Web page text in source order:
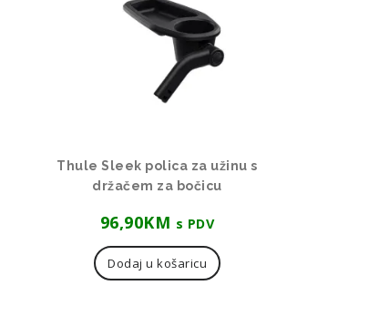
Thule Sleek polica za užinu s
držačem za bočicu
96,90KM s PDV
Dodaj u košaricu